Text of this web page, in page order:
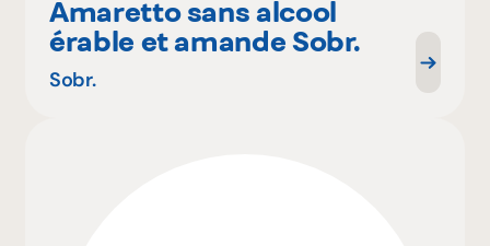
Amaretto sans alcool
érable et amande Sobr.
Sobr.